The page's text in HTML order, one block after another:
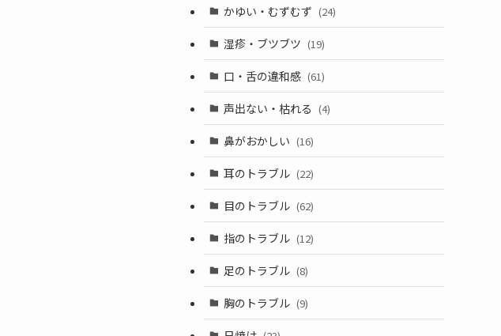
かゆい・むずむず (24)
湿疹・ブツブツ (19)
口・舌の違和感 (61)
声出ない・枯れる (4)
鼻がおかしい (16)
耳のトラブル (22)
目のトラブル (62)
指のトラブル (12)
足のトラブル (8)
胸のトラブル (9)